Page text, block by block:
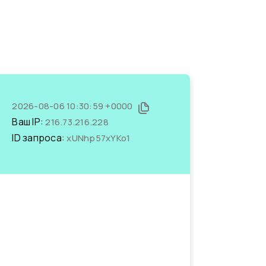
2026-08-06 10:30:59 +0000
Ваш IP:216.73.216.228
ID запроса:xUNhp57xYKo1